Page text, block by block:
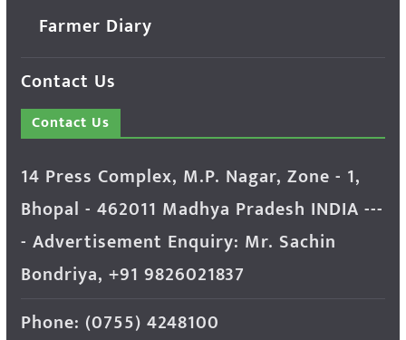
Farmer Diary
Contact Us
Contact Us
14 Press Complex, M.P. Nagar, Zone - 1,
Bhopal - 462011 Madhya Pradesh INDIA ---
- Advertisement Enquiry: Mr. Sachin
Bondriya, +91 9826021837
Phone: (0755) 4248100